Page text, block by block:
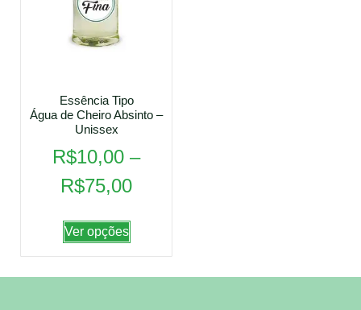
Essência Tipo
Água de Cheiro Absinto –
Unissex
R$10,00 –
R$75,00
Ver opções